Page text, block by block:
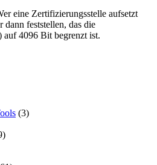
eine Zertifizierungsstelle aufsetzt
feststellen, das die
auf 4096 Bit begrenzt ist.
(3)